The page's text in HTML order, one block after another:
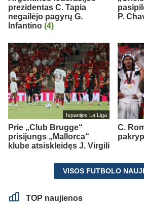
prezidentas C. Tapia
negailėjo pagyrų G.
Infantino (4)
P.
Ispanijos La Liga
Prie „Club Brugge“
prisijungs „Mallorca“
klube atsiskleidęs J. Virgili
C.
VISOS FUTBOLO
TOP naujienos